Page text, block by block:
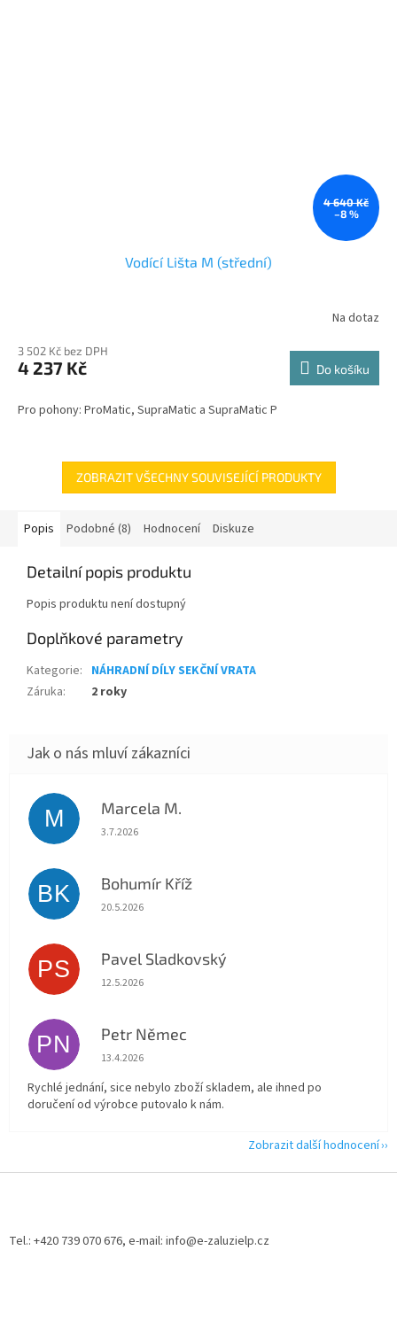
4 640 Kč
–8 %
Vodící Lišta M (střední)
Na dotaz
3 502 Kč bez DPH
4 237 Kč Do košíku
Pro pohony: ProMatic, SupraMatic a SupraMatic P
ZOBRAZIT VŠECHNY SOUVISEJÍCÍ PRODUKTY
Popis Podobné (8) Hodnocení Diskuze
Detailní popis produktu
Popis produktu není dostupný
Doplňkové parametry
Kategorie: NÁHRADNÍ DÍLY SEKČNÍ VRATA
Záruka: 2 roky
M Marcela M.
Hodnocení obchodu je 5 z 5 hvězdiček.
3.7.2026
BK Bohumír Kříž
Hodnocení obchodu je 5 z 5 hvězdiček.
20.5.2026
PS Pavel Sladkovský
Hodnocení obchodu je 5 z 5 hvězdiček.
12.5.2026
PN Petr Němec
Hodnocení obchodu je 5 z 5 hvězdiček.
13.4.2026
Rychlé jednání, sice nebylo zboží skladem, ale ihned po
doručení od výrobce putovalo k nám.
Zobrazit další hodnocení
Tel.: +420 739 070 676, e-mail: info@e-zaluzielp.cz